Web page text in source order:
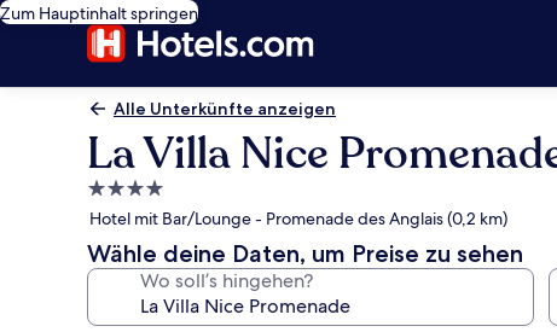
Zum Hauptinhalt springen
Alle Unterkünfte anzeigen
La Villa Nice
4.0-
Sterne-
Unterkunft
Hotel mit Bar/Lounge - Promenade des Anglais (0,2 km)
Wähle deine Daten, um Preise zu sehen
Wo soll’s hingehen?